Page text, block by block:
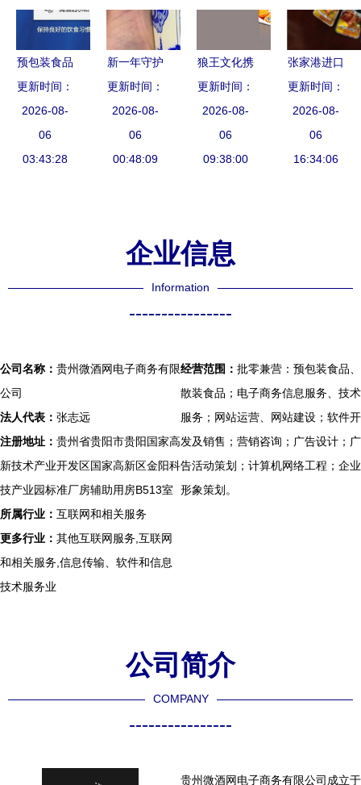
预包装食品
会传播新冠
肺炎？专家
权威解析在
此
更新时间：
2026-08-
06
03:43:28
新一年守护
宝贝从学会
挑选预包装
食品开始
更新时间：
2026-08-
06
00:48:09
狼王文化携
手辣博士
豆制品包装
设计的平面
艺术与商业
更新时间：
2026-08-
06
09:38:00
张家港进口
预包装及散
装食品报关
所需资料全
解析
更新时间：
2026-08-
06
16:34:06
企业信息
Information
----------------
公司名称： 贵州微酒网电子商务有限
公司
法人代表： 张志远
注册地址： 贵州省贵阳市贵阳国家高
新技术产业开发区国家高新区金阳科
技产业园标准厂房辅助用房B513室
所属行业： 互联网和相关服务
更多行业： 其他互联网服务,互联网
和相关服务,信息传输、软件和信息
技术服务业
经营范围： 批零兼营：预包装食品、
散装食品；电子商务信息服务、技术
服务；网站运营、网站建设；软件开
发及销售；营销咨询；广告设计；广
告活动策划；计算机网络工程；企业
形象策划。
公司简介
COMPANY
----------------
贵州微酒网电子商务有限公司成立于